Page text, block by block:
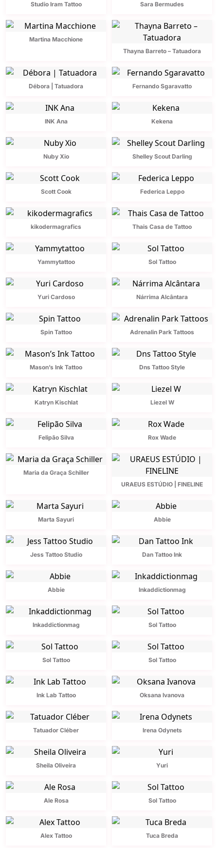
Studio Iram Tattoo Sara Bermudes
Martina Macchione
Thayna Barreto – Tatuadora
Débora | Tatuadora Fernando Sgaravatto
INK Ana Kekena
Nuby Xio Shelley Scout Darling
Scott Cook Federica Leppo
kikodermagrafics Thais Casa de Tattoo
Yammytattoo Sol Tattoo
Yuri Cardoso Nárrima Alcântara
Spin Tattoo Adrenalin Park Tattoos
Mason’s Ink Tattoo Dns Tattoo Style
Katryn Kischlat Liezel W
Felipão Silva Rox Wade
Maria da Graça Schiller
URAEUS ESTÚDIO | FINELINE
Marta Sayuri Abbie
Jess Tattoo Studio Dan Tattoo Ink
Abbie Inkaddictionmag
Inkaddictionmag Sol Tattoo
Sol Tattoo Sol Tattoo
Ink Lab Tattoo Oksana Ivanova
Tatuador Cléber Irena Odynets
Sheila Oliveira Yuri
Ale Rosa Sol Tattoo
Alex Tattoo Tuca Breda